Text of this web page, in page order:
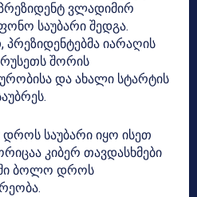
ვლადიმირ
საუბარი შედგა.
პრეზიდენტებმა იარაღის
შორის
და ახალი სტარტის
საუბარი იყო ისეთ
კიბერ თავდასხმები
ბოლო დროს